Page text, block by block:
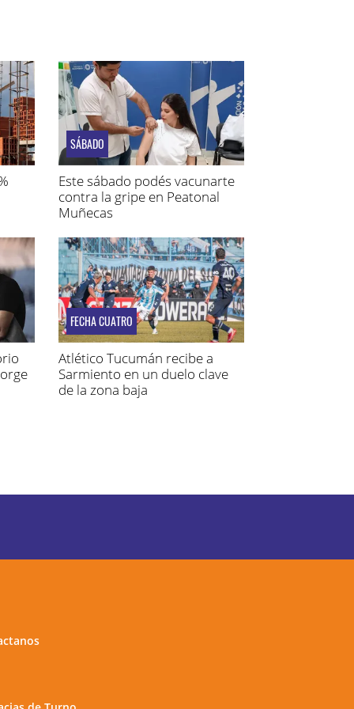
SÁBADO
Este sábado podés vacunarte
contra la gripe en Peatonal
Muñecas
FECHA CUATRO
Atlético Tucumán recibe a
Sarmiento en un duelo clave
de la zona baja